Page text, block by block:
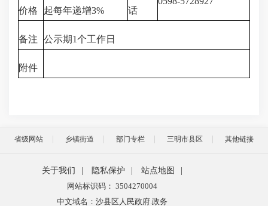
价格
起每年递增3%
话
备注 公示期1个工作日
附件
省级网站 乡镇街道 部门专栏 三明市县区 其他链接
关于我们 隐私保护 站点地图
网站标识码： 3504270004
中文域名：沙县区人民政府.政务